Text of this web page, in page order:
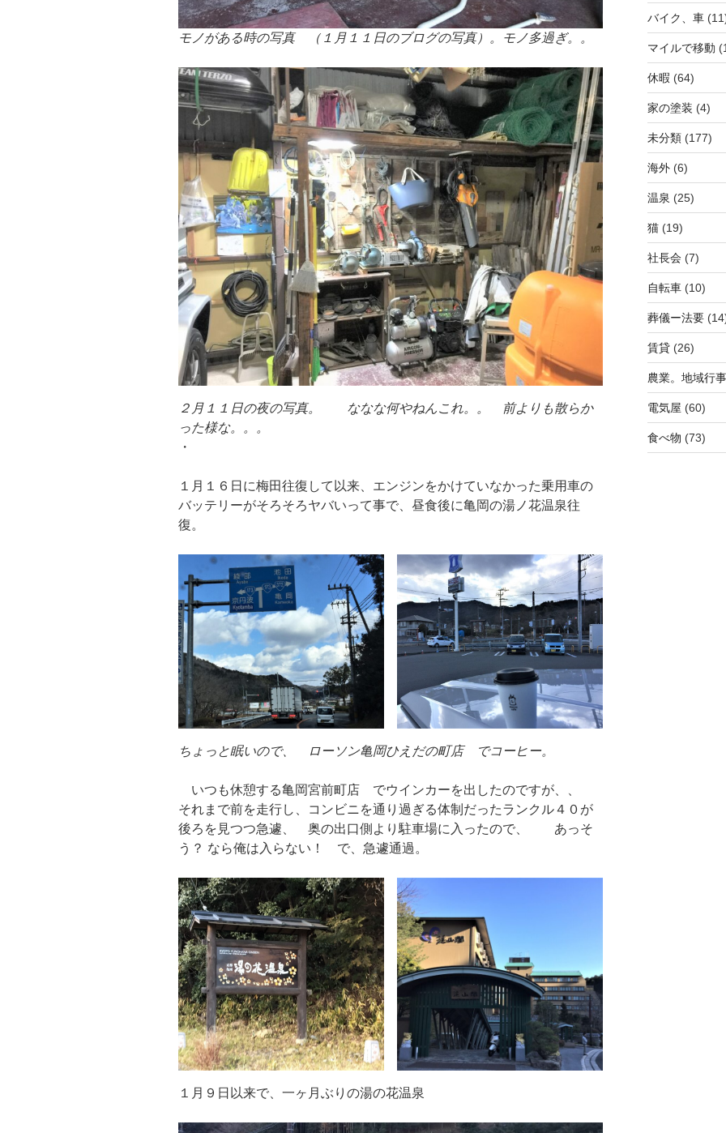
モノがある時の写真 （１月１１日のブログの写真）。モノ多過ぎ。。
２月１１日の夜の写真。 ななな何やねんこれ。。 前よりも散らか
った様な。。。
・
１月１６日に梅田往復して以来、エンジンをかけていなかった乗用車の
バッテリーがそろそろヤバいって事で、昼食後に亀岡の湯ノ花温泉往
復。
ちょっと眠いので、 ローソン亀岡ひえだの町店 でコーヒー。
いつも休憩する亀岡宮前町店 でウインカーを出したのですが、、
それまで前を走行し、コンビニを通り過ぎる体制だったランクル４０が
後ろを見つつ急遽、 奥の出口側より駐車場に入ったので、 あっそ
う？ なら俺は入らない！ で、急遽通過。
１月９日以来で、一ヶ月ぶりの湯の花温泉
バイク、車
マイルで移動
休暇 (64)
家の塗装 (4)
未分類(177)
海外(6)
温泉 (25)
猫(19)
社長会(7)
自転車(10)
葬儀ー法要
賃貸(26)
農業。地域行事
電気屋 (60)
食べ物 (73)